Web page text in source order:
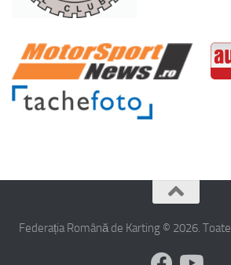
Federația Română de Karting © 2026.